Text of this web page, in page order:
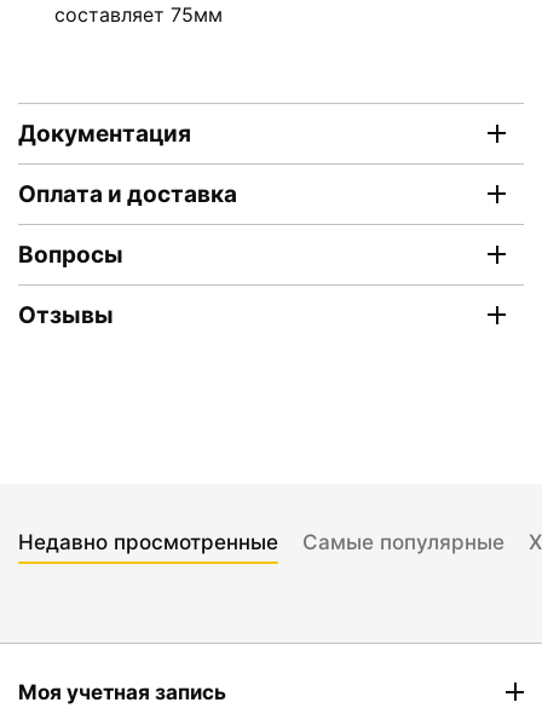
составляет 75мм
Документация
Оплата и доставка
Вопросы
Отзывы
Недавно просмотренные Самые популярные
Моя учетная запись